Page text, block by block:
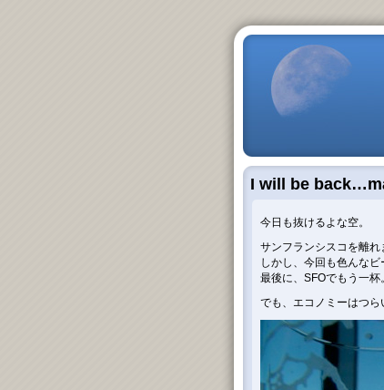
I will be
今日も抜けるよな空。
サンフランシスコを離れ
しかし、今回も色んなビ
最後に、SFOでもう一杯。
でも、エコノミーはつら